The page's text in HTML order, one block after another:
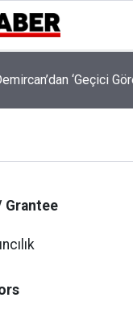
‘Geçici
Grantee